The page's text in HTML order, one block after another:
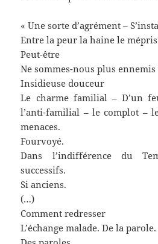
« Une sorte d’agrément –
Entre la peur la haine le
Peut-être
Ne sommes-nous plus ennemis
Insidieuse douceur
Le charme familial – D’un
l’anti-familial – le complot –
menaces.
Fourvoyé.
Dans l’indifférence du
successifs.
Si anciens.
(…)
Comment redresser
L’échange malade. De la parole.